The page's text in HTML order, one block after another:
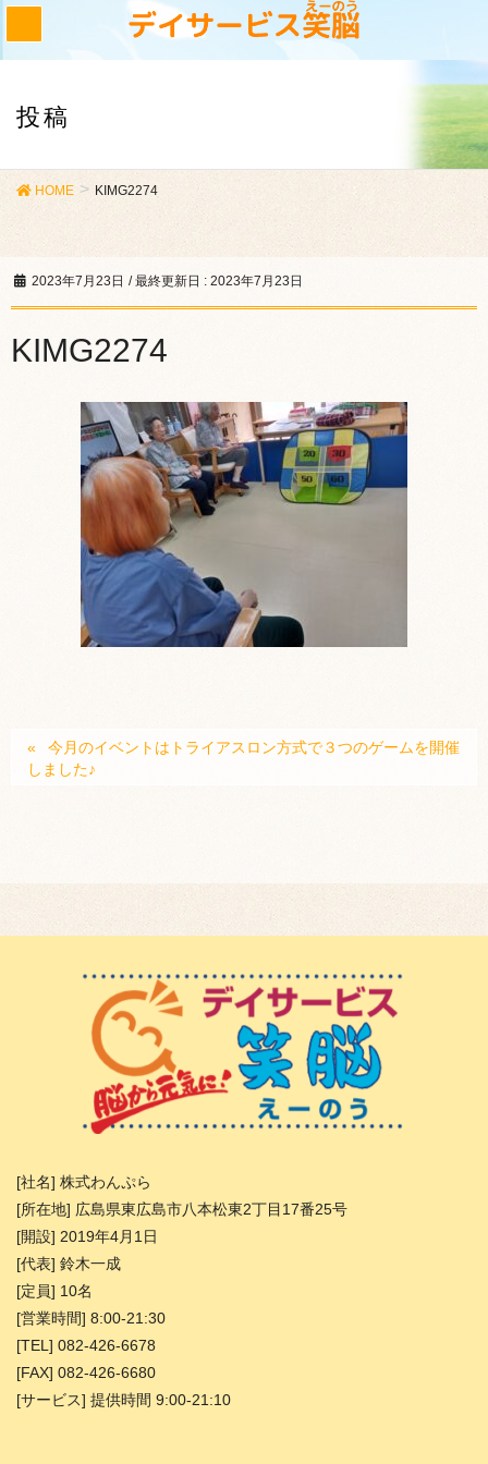
投稿
HOME KIMG2274
2023年7月23日 / 最終更新日 : 2023年7月23日
KIMG2274
今月のイベントはトライアスロン方式で３つのゲームを開催
しました♪
[社名] 株式わんぷら
[所在地] 広島県東広島市八本松東2丁目17番25号
[開設] 2019年4月1日
[代表] 鈴木一成
[定員] 10名
[営業時間] 8:00-21:30
[TEL] 082-426-6678
[FAX] 082-426-6680
[サービス] 提供時間 9:00-21:10